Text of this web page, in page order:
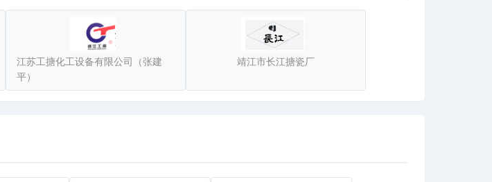
江苏工搪化工设备有限公司（张建
平）
靖江市长江搪瓷厂